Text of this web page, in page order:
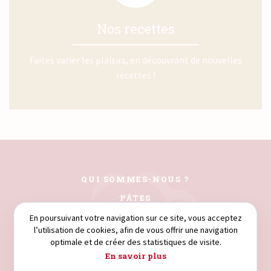
Nos recettes
Faites varier les plaisirs, en découvrant de nouvelles
recettes !
En poursuivant votre navigation sur ce site, vous acceptez
l’utilisation de cookies, afin de vous offrir une navigation
optimale et de créer des statistiques de visite.
En savoir plus
QUI SOMMES-NOUS ?
PÂTES
COUSCOUS
FARINES
SEMOULE